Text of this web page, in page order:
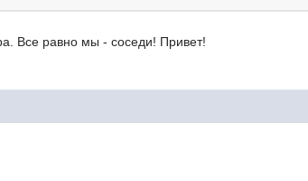
Все равно мы - соседи! Привет!